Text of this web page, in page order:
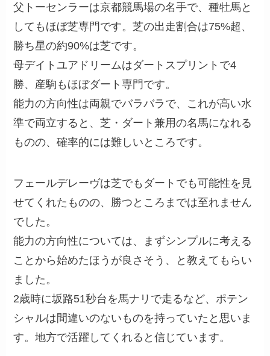
父トーセンラーは京都競馬場の名手で、種牡馬と
してもほぼ芝専門です。芝の出走割合は75%超、
勝ち星の約90%は芝です。
母デイトユアドリームはダートスプリントで4
勝、産駒もほぼダート専門です。
能力の方向性は両親でバラバラで、これが高い水
準で両立すると、芝・ダート兼用の名馬になれる
ものの、確率的には難しいところです。
フェールデレーヴは芝でもダートでも可能性を見
せてくれたものの、勝つところまでは至れません
でした。
能力の方向性については、まずシンプルに考える
ことから始めたほうが良さそう、と教えてもらい
ました。
2歳時に坂路51秒台を馬ナリで走るなど、ポテン
シャルは間違いのないものを持っていたと思いま
す。地方で活躍してくれると信じています。